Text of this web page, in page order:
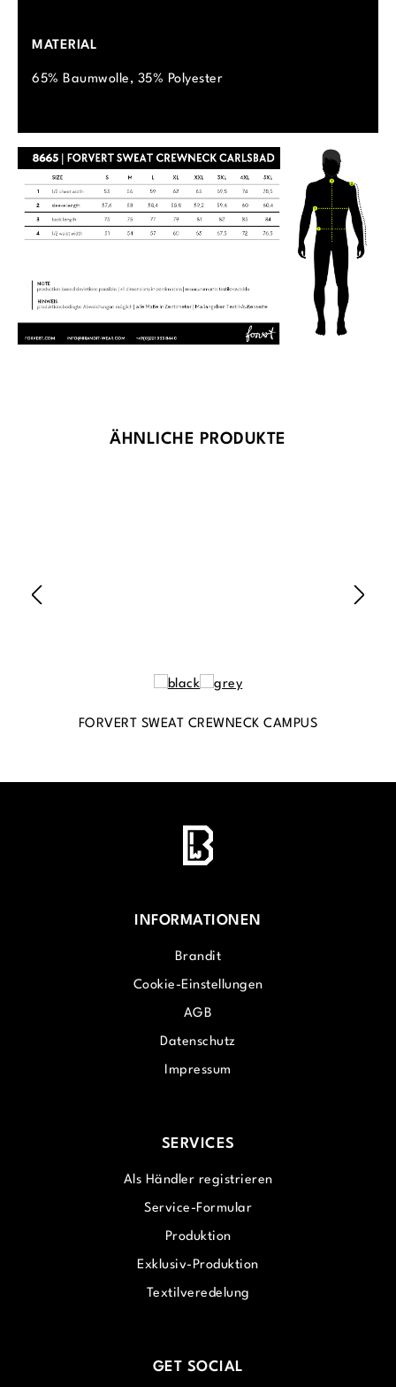
MATERIAL
65% Baumwolle, 35% Polyester
Produktgalerie überspringen
ÄHNLICHE PRODUKTE
FORVERT SWEAT CREWNECK CAMPUS
INFORMATIONEN
Brandit
Cookie-Einstellungen
AGB
Datenschutz
Impressum
SERVICES
Als Händler registrieren
Service-Formular
Produktion
Exklusiv-Produktion
Textilveredelung
GET SOCIAL